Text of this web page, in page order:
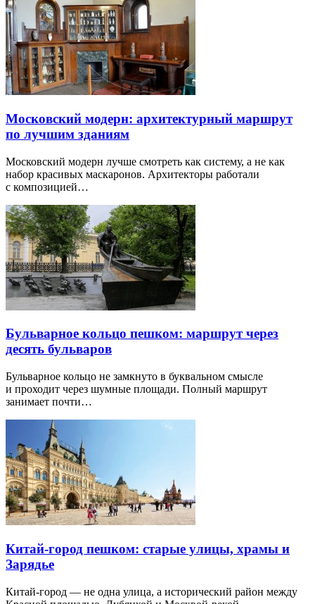
Московский модерн: архитектурный маршрут
по лучшим зданиям
Московский модерн лучше смотреть как систему, а не как
набор красивых маскаронов. Архитекторы работали
с композицией…
Бульварное кольцо пешком: маршрут через
десять бульваров
Бульварное кольцо не замкнуто в буквальном смысле
и проходит через шумные площади. Полный маршрут
занимает почти…
Китай-город пешком: старые улицы, храмы и
Зарядье
Китай-город — не одна улица, а исторический район между